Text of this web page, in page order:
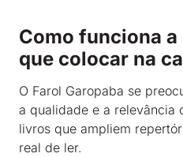
Como funciona
que colocar na
O Farol Garopaba se
a qualidade e a relevância
livros que ampliem
real de ler.